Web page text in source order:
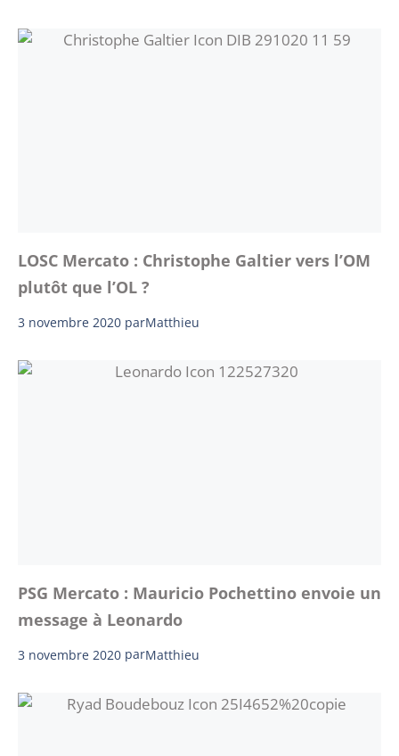
LOSC Mercato : Christophe Galtier vers l’OM
plutôt que l’OL ?
3 novembre 2020 parMatthieu
PSG Mercato : Mauricio Pochettino envoie un
message à Leonardo
3 novembre 2020 parMatthieu